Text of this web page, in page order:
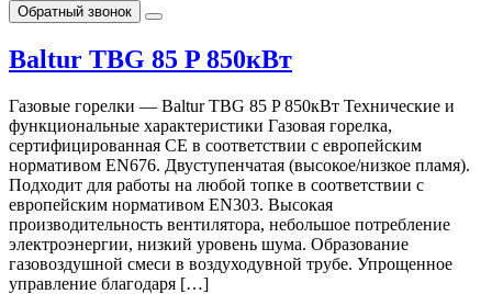
Обратный звонок
Baltur TBG 85 P 850кВт
Газовые горелки — Baltur TBG 85 P 850кВт Технические и
функциональные характеристики Газовая горелка,
сертифицированная CE в соответствии с европейским
нормативом EN676. Двуступенчатая (высокое/низкое пламя).
Подходит для работы на любой топке в соответствии с
европейским нормативом EN303. Высокая
производительность вентилятора, небольшое потребление
электроэнергии, низкий уровень шума. Образование
газовоздушной смеси в воздуходувной трубе. Упрощенное
управление благодаря […]